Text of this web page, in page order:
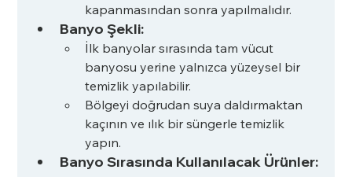
kapanmasından sonra yapılmalıdır.
Banyo Şekli:
İlk banyolar sırasında tam vücut
banyosu yerine yalnızca yüzeysel bir
temizlik yapılabilir.
Bölgeyi doğrudan suya daldırmaktan
kaçının ve ılık bir süngerle temizlik
yapın.
Banyo Sırasında Kullanılacak Ürünler: